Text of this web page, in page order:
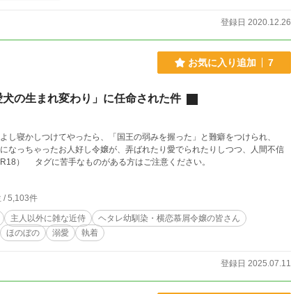
登録日 2020.12.26
お気に入り追加 7
の生まれ変わり」に任命された件
寝かしつけてやったら、「国王の弱みを握った」と難癖をつけられ、
なっちゃったお人好し令嬢が、弄ばれたり愛でられたりしつつ、人間不信
で女性不信な国王の犬から愛犬、最愛の妻になる話。（R18） タグに苦手なものがある方はご注意ください。
/ 5,103件
主人以外に雑な近侍
ヘタレ幼馴染・横恋慕屑令嬢の皆さん
ほのぼの 溺愛 執着
登録日 2025.07.11